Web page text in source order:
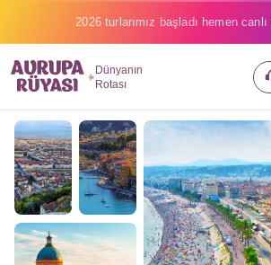
2026 turlarımız başladı hemen canlı
Dünyanın
Rotası